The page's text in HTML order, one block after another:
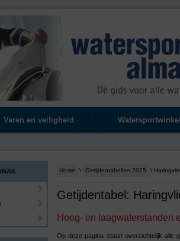
Varen en veiligheid
Home \ Getijdentabellen 2025 \
Getijdentabel:
Hoog- en laagwaterstanden
Op deze pagina staan overzichtelijk alle